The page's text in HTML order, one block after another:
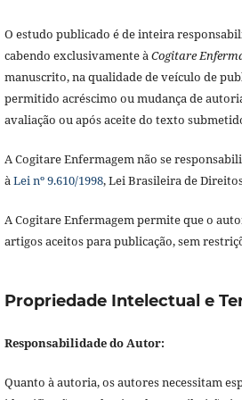
O estudo publicado é de inteira
cabendo exclusivamente àCogitare
manuscrito, na qualidade de veículo de
permitido acréscimo ou mudança de
avaliação ou após aceite do texto
A Cogitare Enfermagem não se
àLei nº 9.610/1998, Lei Brasileira de
A Cogitare Enfermagem permite que o
artigos aceitos para publicação, sem
Propriedade Intelectual e
Responsabilidade do Autor:
Quanto à autoria, os autores necessitam